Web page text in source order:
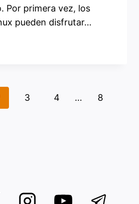
Por primera vez, los
pueden disfrutar…
3 4 … 8